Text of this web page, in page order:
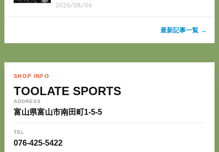
2026/08/06
最新記事一覧 →
SHOP INFO
TOOLATE SPORTS
ADDRESS
富山県富山市南田町1-5-5
TEL
076-425-5422